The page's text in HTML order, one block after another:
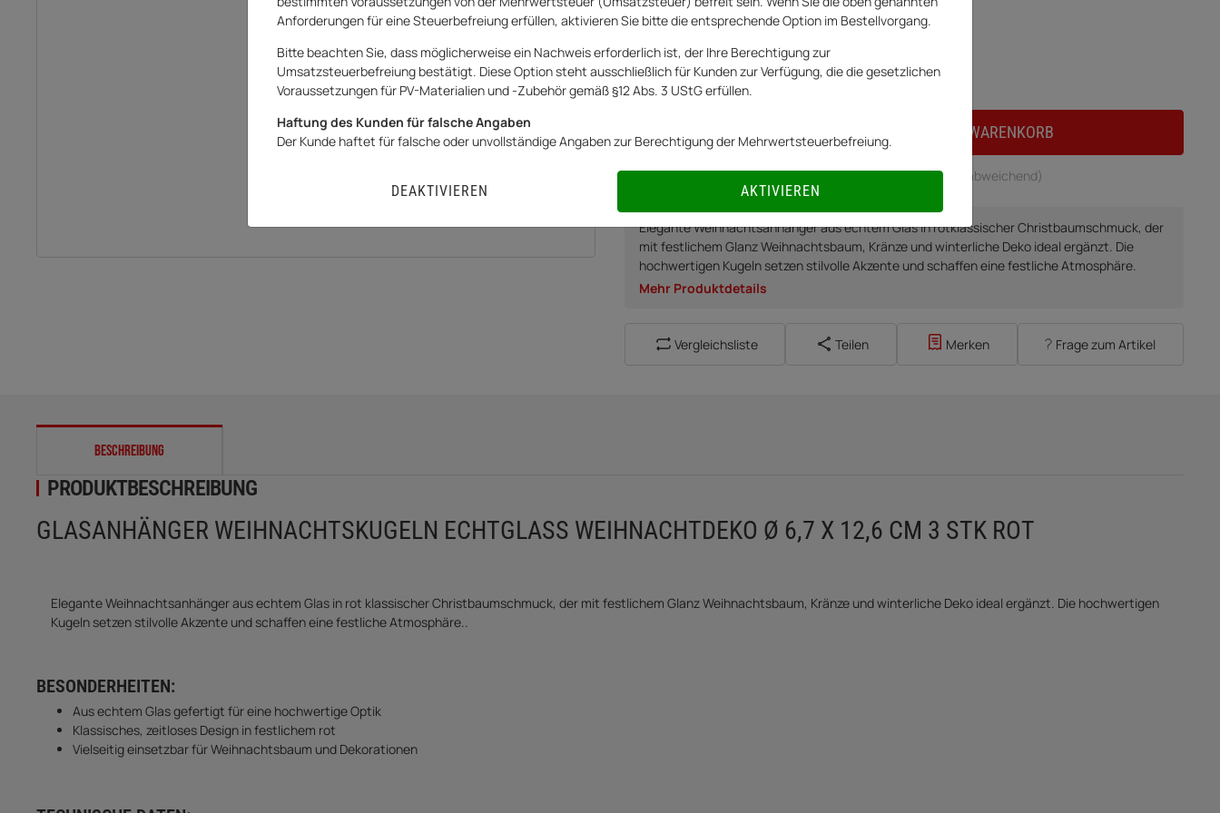
11,90 €
inkl. 19% USt.Versandkostenfreie Lieferung
Netto: 10,00€
IN DEN WARENKORB
Sofort verfügbarLieferzeit:1 - 2 Werktage(DE - Ausland abweichend)
Elegante Weihnachtsanhänger aus echtem Glas in rotklassischer Christbaumschmuck, der
mit festlichem Glanz Weihnachtsbaum, Kränze und winterliche Deko ideal ergänzt. Die
hochwertigen Kugeln setzen stilvolle Akzente und schaffen eine festliche Atmosphäre.
Mehr Produktdetails
Vergleichsliste Teilen Merken Frage zum Artikel
weitere Registerkarten anzeigen
BESCHREIBUNG
PRODUKTBESCHREIBUNG
GLASANHÄNGER WEIHNACHTSKUGELN ECHTGLASS WEIHNACHTDEKO Ø 6,7 X 12,6 CM 3 STK ROT
Elegante Weihnachtsanhänger aus echtem Glas in rot klassischer Christbaumschmuck, der mit festlichem Glanz Weihnachtsbaum, Kränze und winterliche Deko ideal ergänzt. Die hochwertigen
Kugeln setzen stilvolle Akzente und schaffen eine festliche Atmosphäre..
BESONDERHEITEN:
Aus echtem Glas gefertigt für eine hochwertige Optik
Klassisches, zeitloses Design in festlichem rot
Vielseitig einsetzbar für Weihnachtsbaum und Dekorationen
Anforderungen für eine Steuerbefreiung erfüllen, aktivieren Sie bitte die entsprechende Option im Bestellvorgang.
Bitte beachten Sie, dass möglicherweise ein Nachweis erforderlich ist, der Ihre Berechtigung zur
Umsatzsteuerbefreiung bestätigt. Diese Option steht ausschließlich für Kunden zur Verfügung, die die gesetzlichen
Voraussetzungen für PV-Materialien und -Zubehör gemäß §12 Abs. 3 UStG erfüllen.
Haftung des Kunden für falsche Angaben
Der Kunde haftet für falsche oder unvollständige Angaben zur Berechtigung der Mehrwertsteuerbefreiung.
DEAKTIVIEREN AKTIVIEREN